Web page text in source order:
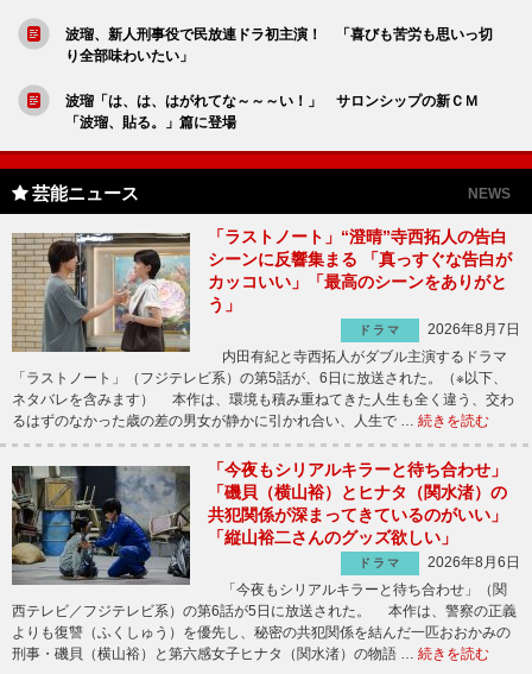
波瑠、新人刑事役で民放連ドラ初主演！ 「喜びも苦労も思いっ切
り全部味わいたい」
波瑠「は、は、はがれてな～～～い！」 サロンシップの新ＣＭ
「波瑠、貼る。」篇に登場
芸能ニュース NEWS
「ラストノート」“澄晴”寺西拓人の告白
シーンに反響集まる 「真っすぐな告白が
カッコいい」「最高のシーンをありがと
う」
ドラマ
2026年8月7日
内田有紀と寺西拓人がダブル主演するドラマ
「ラストノート」（フジテレビ系）の第5話が、6日に放送された。（※以下、
ネタバレを含みます） 本作は、環境も積み重ねてきた人生も全く違う、交わ
るはずのなかった歳の差の男女が静かに引かれ合い、人生で … 続きを読む
「今夜もシリアルキラーと待ち合わせ」
「磯貝（横山裕）とヒナタ（関水渚）の
共犯関係が深まってきているのがいい」
「縦山裕二さんのグッズ欲しい」
ドラマ
2026年8月6日
「今夜もシリアルキラーと待ち合わせ」（関
西テレビ／フジテレビ系）の第6話が5日に放送された。 本作は、警察の正義
よりも復讐（ふくしゅう）を優先し、秘密の共犯関係を結んだ一匹おおかみの
刑事・磯貝（横山裕）と第六感女子ヒナタ（関水渚）の物語 … 続きを読む